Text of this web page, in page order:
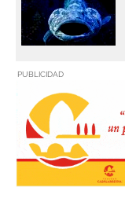
PUBLICIDAD